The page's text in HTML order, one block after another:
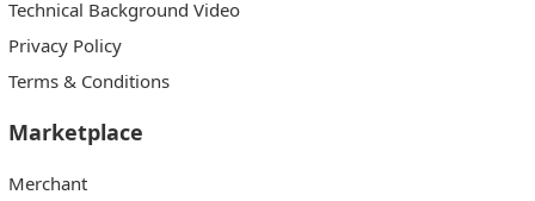
Technical Background Video
Privacy Policy
Terms & Conditions
Marketplace
Merchant